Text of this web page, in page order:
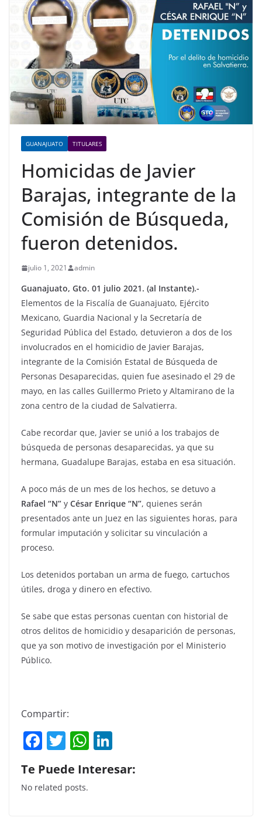
GUANAJUATO TITULARES
Homicidas de Javier
Barajas, integrante de la
Comisión de Búsqueda,
fueron detenidos.
julio 1, 2021 admin
Guanajuato, Gto. 01 julio 2021. (al Instante).-
Elementos de la Fiscalía de Guanajuato, Ejército
Mexicano, Guardia Nacional y la Secretaría de
Seguridad Pública del Estado, detuvieron a dos de los
involucrados en el homicidio de Javier Barajas,
integrante de la Comisión Estatal de Búsqueda de
Personas Desaparecidas, quien fue asesinado el 29 de
mayo, en las calles Guillermo Prieto y Altamirano de la
zona centro de la ciudad de Salvatierra.
Cabe recordar que, Javier se unió a los trabajos de
búsqueda de personas desaparecidas, ya que su
hermana, Guadalupe Barajas, estaba en esa situación.
A poco más de un mes de los hechos, se detuvo a
Rafael “N” y César Enrique “N”, quienes serán
presentados ante un Juez en las siguientes horas, para
formular imputación y solicitar su vinculación a
proceso.
Los detenidos portaban un arma de fuego, cartuchos
útiles, droga y dinero en efectivo.
Se sabe que estas personas cuentan con historial de
otros delitos de homicidio y desaparición de personas,
que ya son motivo de investigación por el Ministerio
Público.
Compartir:
F
a
c
e
T
w
itt
er
W
h
at k
Te Puede Interesar:
No related posts.